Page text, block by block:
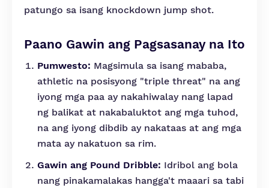
patungo sa isang knockdown jump shot.
Paano Gawin ang Pagsasanay na Ito
Pumwesto: Magsimula sa isang mababa,
athletic na posisyong "triple threat" na ang
iyong mga paa ay nakahiwalay nang lapad
ng balikat at nakabaluktot ang mga tuhod,
na ang iyong dibdib ay nakataas at ang mga
mata ay nakatuon sa rim.
Gawin ang Pound Dribble: Idribol ang bola
nang pinakamalakas hangga't maaari sa tabi